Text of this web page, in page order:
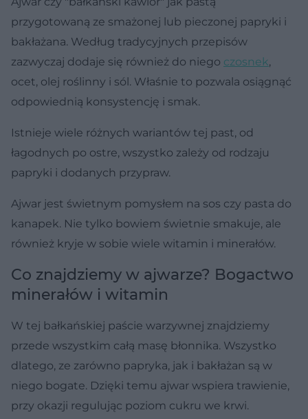
przygotowaną ze smażonej lub pieczonej papryki i
bakłażana. Według tradycyjnych przepisów
zazwyczaj dodaje się również do niego czosnek,
ocet, olej roślinny i sól. Właśnie to pozwala osiągnąć
odpowiednią konsystencję i smak.
Istnieje wiele różnych wariantów tej past, od
łagodnych po ostre, wszystko zależy od rodzaju
papryki i dodanych przypraw.
Ajwar jest świetnym pomysłem na sos czy pasta do
kanapek. Nie tylko bowiem świetnie smakuje, ale
również kryje w sobie wiele witamin i minerałów.
Co znajdziemy w ajwarze? Bogactwo
minerałów i witamin
W tej bałkańskiej paście warzywnej znajdziemy
przede wszystkim całą masę błonnika. Wszystko
dlatego, ze zarówno papryka, jak i bakłażan są w
niego bogate. Dzięki temu ajwar wspiera trawienie,
przy okazji regulując poziom cukru we krwi.